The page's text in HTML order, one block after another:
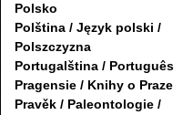
Polsko
Polština / Język polski /
Polszczyzna
Portugalština / Português
Pragensie / Knihy o Praze
Pravěk / Paleontologie /